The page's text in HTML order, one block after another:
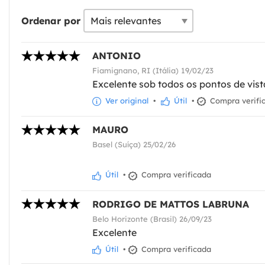
Ordenar por
ANTONIO
Fiamignano, RI (Itália) 19/02/23
Excelente sob todos os pontos de
Ver original • Útil • Compra
MAURO
Basel (Suíça) 25/02/26
Útil • Compra verificada
RODRIGO DE MATTOS LABRUNA
Belo Horizonte (Brasil) 26/09/23
Excelente
Útil • Compra verificada